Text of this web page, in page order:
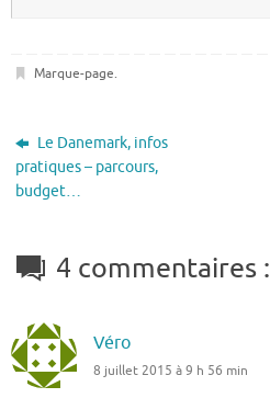
Marque-page.
Le Danemark, infos
pratiques – parcours,
budget…
4 commentaires :
Véro
8 juillet 2015 à 9 h 56 min